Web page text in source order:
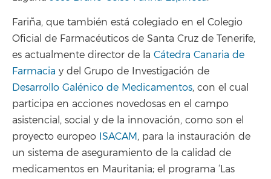
Fariña, que también está colegiado en el Colegio
Oficial de Farmacéuticos de Santa Cruz de Tenerife,
es actualmente director de la Cátedra Canaria de
Farmacia y del Grupo de Investigación de
Desarrollo Galénico de Medicamentos, con el cual
participa en acciones novedosas en el campo
asistencial, social y de la innovación, como son el
proyecto europeo ISACAM, para la instauración de
un sistema de aseguramiento de la calidad de
medicamentos en Mauritania; el programa ‘Las